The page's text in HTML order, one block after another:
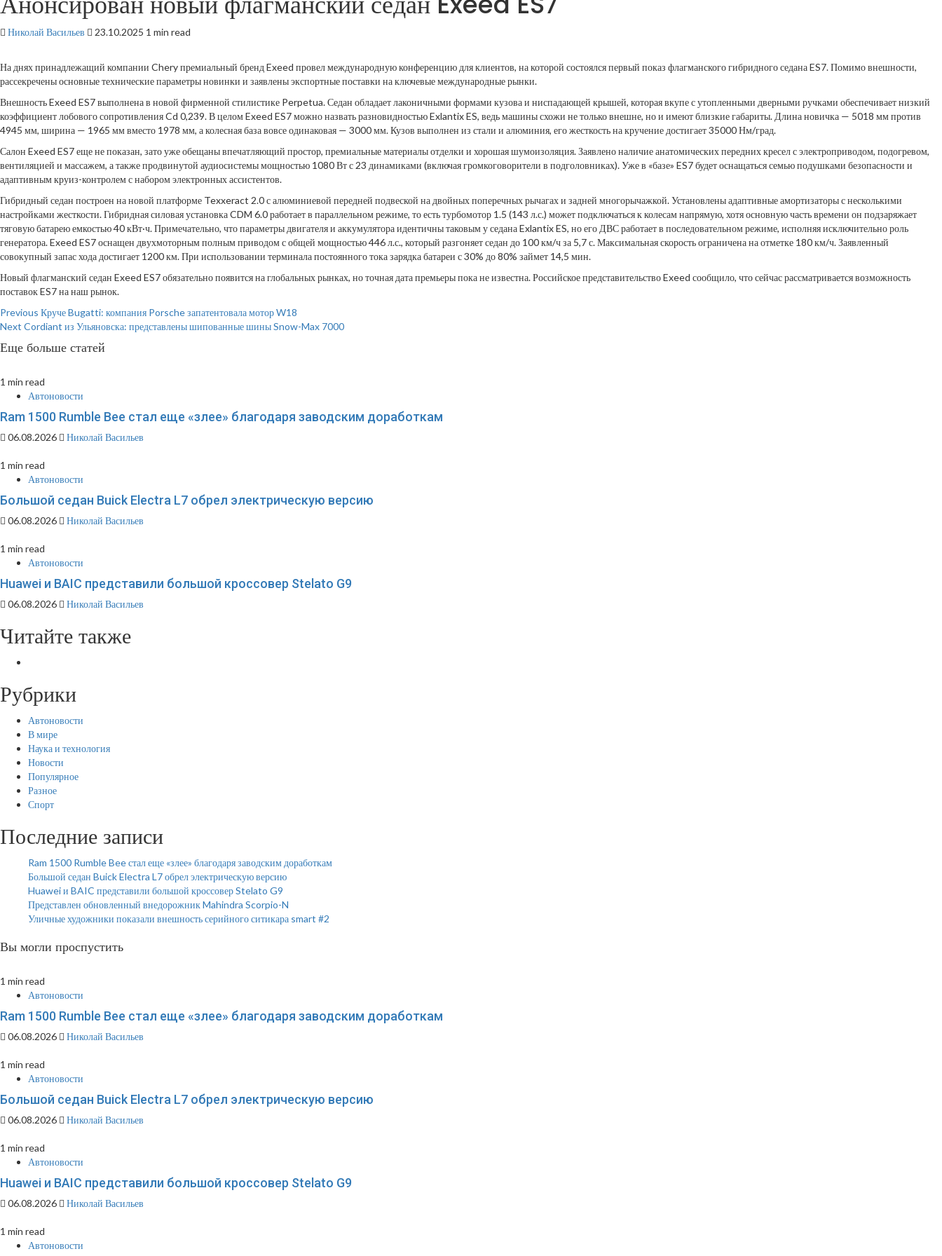
Николай Васильев 23.10.2025 1 min read
На днях принадлежащий компании Chery премиальный бренд Exeed провел международную конференцию для клиентов, на которой состоялся первый показ флагманского гибридного седана ES7. Помимо внешности,
рассекречены основные технические параметры новинки и заявлены экспортные поставки на ключевые международные рынки.
Внешность Exeed ES7 выполнена в новой фирменной стилистике Perpetua. Седан обладает лаконичными формами кузова и ниспадающей крышей, которая вкупе с утопленными дверными ручками обеспечивает низкий
коэффициент лобового сопротивления Cd 0,239. В целом Exeed ES7 можно назвать разновидностью Exlantix ES, ведь машины схожи не только внешне, но и имеют близкие габариты. Длина новичка — 5018 мм против
4945 мм, ширина — 1965 мм вместо 1978 мм, а колесная база вовсе одинаковая — 3000 мм. Кузов выполнен из стали и алюминия, его жесткость на кручение достигает 35000 Нм/град.
Салон Exeed ES7 еще не показан, зато уже обещаны впечатляющий простор, премиальные материалы отделки и хорошая шумоизоляция. Заявлено наличие анатомических передних кресел с электроприводом, подогревом,
вентиляцией и массажем, а также продвинутой аудиосистемы мощностью 1080 Вт с 23 динамиками (включая громкоговорители в подголовниках). Уже в «базе» ES7 будет оснащаться семью подушками безопасности и
адаптивным круиз-контролем с набором электронных ассистентов.
Гибридный седан построен на новой платформе Texxeract 2.0 с алюминиевой передней подвеской на двойных поперечных рычагах и задней многорычажкой. Установлены адаптивные амортизаторы с несколькими
настройками жесткости. Гибридная силовая установка CDM 6.0 работает в параллельном режиме, то есть турбомотор 1.5 (143 л.с.) может подключаться к колесам напрямую, хотя основную часть времени он подзаряжает
тяговую батарею емкостью 40 кВт·ч. Примечательно, что параметры двигателя и аккумулятора идентичны таковым у седана Exlantix ES, но его ДВС работает в последовательном режиме, исполняя исключительно роль
генератора. Exeed ES7 оснащен двухмоторным полным приводом с общей мощностью 446 л.с., который разгоняет седан до 100 км/ч за 5,7 с. Максимальная скорость ограничена на отметке 180 км/ч. Заявленный
совокупный запас хода достигает 1200 км. При использовании терминала постоянного тока зарядка батареи с 30% до 80% займет 14,5 мин.
Новый флагманский седан Exeed ES7 обязательно появится на глобальных рынках, но точная дата премьеры пока не известна. Российское представительство Exeed сообщило, что сейчас рассматривается возможность
поставок ES7 на наш рынок.
Continue
Reading
Previous Круче Bugatti: компания Porsche запатентовала мотор W18
Next Cordiant из Ульяновска: представлены шипованные шины Snow-Max 7000
Еще больше статей
1 min read
Автоновости
Ram 1500 Rumble Bee стал еще «злее» благодаря заводским доработкам
06.08.2026 Николай Васильев
1 min read
Автоновости
Большой седан Buick Electra L7 обрел электрическую версию
06.08.2026 Николай Васильев
1 min read
Автоновости
Huawei и BAIC представили большой кроссовер Stelato G9
06.08.2026 Николай Васильев
Читайте также
Рубрики
Автоновости
В мире
Наука и технология
Новости
Популярное
Разное
Спорт
Последние записи
Ram 1500 Rumble Bee стал еще «злее» благодаря заводским доработкам
Большой седан Buick Electra L7 обрел электрическую версию
Huawei и BAIC представили большой кроссовер Stelato G9
Представлен обновленный внедорожник Mahindra Scorpio-N
Уличные художники показали внешность серийного ситикара smart #2
Вы могли проспустить
1 min read
Автоновости
Ram 1500 Rumble Bee стал еще «злее» благодаря заводским доработкам
06.08.2026 Николай Васильев
1 min read
Автоновости
Большой седан Buick Electra L7 обрел электрическую версию
06.08.2026 Николай Васильев
1 min read
Автоновости
Huawei и BAIC представили большой кроссовер Stelato G9
06.08.2026 Николай Васильев
1 min read
Автоновости